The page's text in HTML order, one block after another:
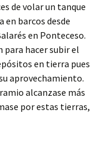
de volar un tanque
en barcos desde
en Ponteceso.
hacer subir el
en tierra pues
aprovechamiento.
alcanzase más
por estas tierras,